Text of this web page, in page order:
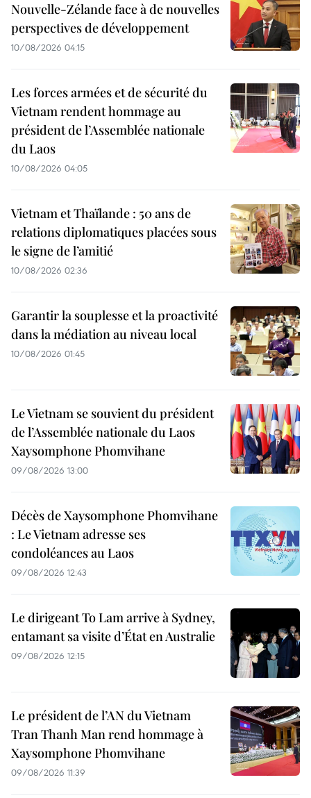
Nouvelle-Zélande face à de nouvelles
perspectives de développement
10/08/2026 04:15
Les forces armées et de sécurité du
Vietnam rendent hommage au
président de l’Assemblée nationale
du Laos
10/08/2026 04:05
Vietnam et Thaïlande : 50 ans de
relations diplomatiques placées sous
le signe de l’amitié
10/08/2026 02:36
Garantir la souplesse et la proactivité
dans la médiation au niveau local
10/08/2026 01:45
Le Vietnam se souvient du président
de l’Assemblée nationale du Laos
Xaysomphone Phomvihane
09/08/2026 13:00
Décès de Xaysomphone Phomvihane
: Le Vietnam adresse ses
condoléances au Laos
09/08/2026 12:43
Le dirigeant To Lam arrive à Sydney,
entamant sa visite d’État en Australie
09/08/2026 12:15
Le président de l’AN du Vietnam
Tran Thanh Man rend hommage à
Xaysomphone Phomvihane
09/08/2026 11:39